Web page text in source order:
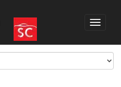
Toggle
И МОДЕЛЬ